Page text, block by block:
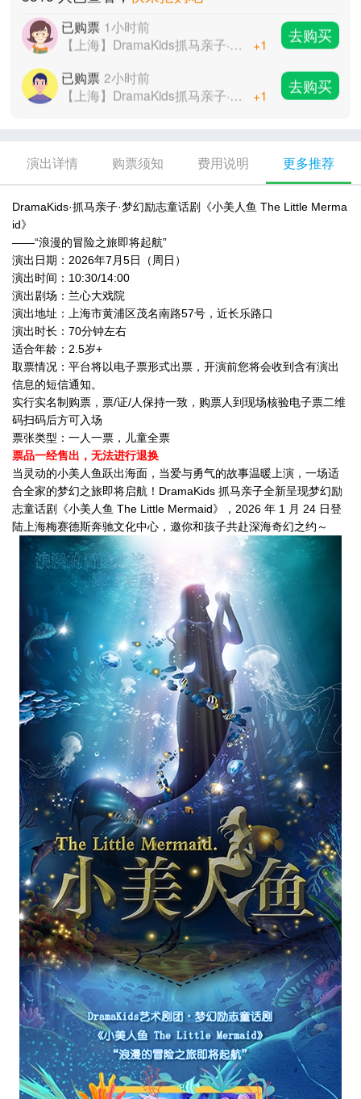
已购票 2小时前
去购买
已购票 3小时前
去购买
已购票 1小时前
【上海】DramaKids抓马亲子·梦幻励志童话剧《小美人鱼 The Little Mermaid》
去购买
【上海】DramaKids抓马亲子·梦幻励志童话剧《小美人鱼 The Little Mermaid》 +1 去购买
演出详情 购票须知 费用说明 更多推荐
DramaKids·抓马亲子·梦幻励志童话剧《小美人鱼 The Little Merma
id》
——“浪漫的冒险之旅即将起航”
演出日期：2026年7月5日（周日）
演出时间：10:30/14:00
演出剧场：兰心大戏院
演出地址：上海市黄浦区茂名南路57号，近长乐路口
演出时长：70分钟左右
适合年龄：2.5岁+
取票情况：平台将以电子票形式出票，开演前您将会收到含有演出
信息的短信通知。
实行实名制购票，票/证/人保持一致，购票人到现场核验电子票二维
码扫码后方可入场
票张类型：一人一票，儿童全票
票品一经售出，无法进行退换
当灵动的小美人鱼跃出海面，当爱与勇气的故事温暖上演，一场适
合全家的梦幻之旅即将启航！DramaKids 抓马亲子全新呈现梦幻励
志童话剧《小美人鱼 The Little Mermaid》，2026 年 1 月 24 日登
陆上海梅赛德斯奔驰文化中心，邀你和孩子共赴深海奇幻之约～